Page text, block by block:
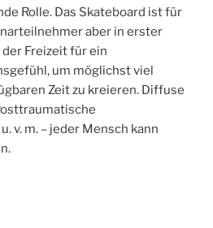
Rolle. Das Skateboard ist für
aber in erster
Freizeit für ein
um möglichst viel
Zeit zu kreieren. Diffuse
v. m. – jeder Mensch kann